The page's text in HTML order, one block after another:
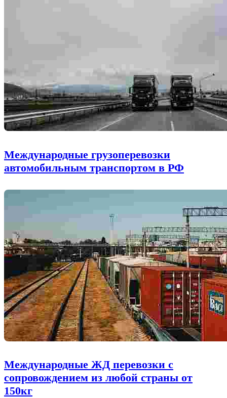
Международные грузоперевозки
автомобильным транспортом в РФ
Международные ЖД перевозки с
сопровождением из любой страны от
150кг